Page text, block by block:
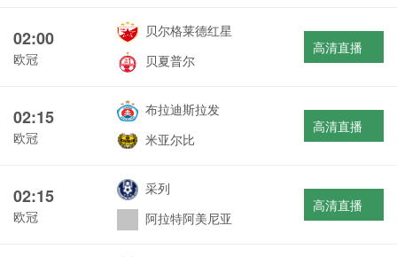
02:00
欧冠
贝尔格莱德红星
贝夏普尔
高清直播
02:15
欧冠
布拉迪斯拉发
米亚尔比
高清直播
02:15
欧冠
采列
阿拉特阿美尼亚
高清直播